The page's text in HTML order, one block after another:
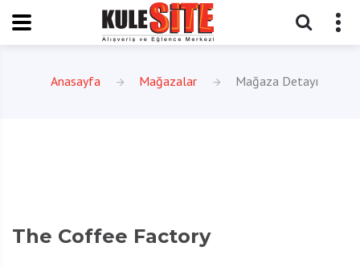
Anasayfa Mağazalar Mağaza Detayı
The Coffee Factory